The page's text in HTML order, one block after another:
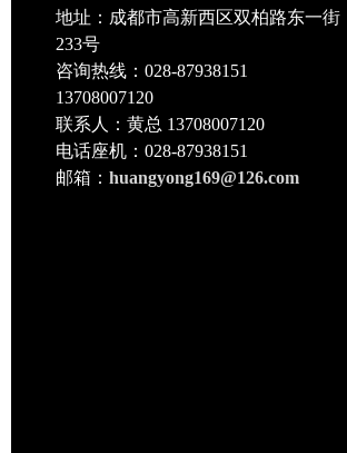
地址：成都市高新西区双柏路东一街
233号
咨询热线：028-87938151
13708007120
联系人：黄总 13708007120
电话座机：028-87938151
邮箱： huangyong169@126.com